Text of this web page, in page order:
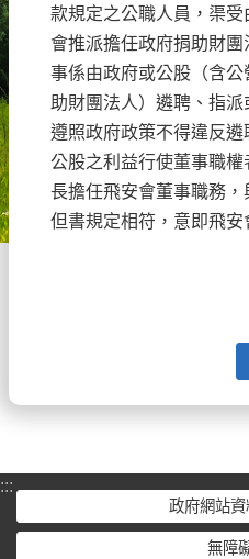
款規定之公職人員，渠
會推派擔任政府捐助財
事係由政府或公股（含
助財團法人）遴聘、指
遵照政府政策不得違反
公股之利益行使董事職
長擔任飛安會董事職務
但書規定相符，意即飛
:::
政府網站
無障